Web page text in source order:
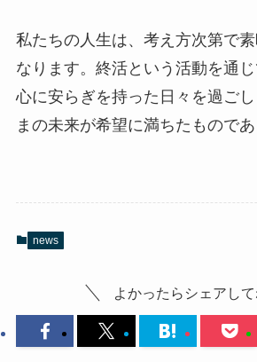
私たちの人生は、考え方次第で
なります。終活という活動を通
心に安らぎを持った日々を過ご
まの未来が希望に満ちたものであ
news
よかったらシェアして